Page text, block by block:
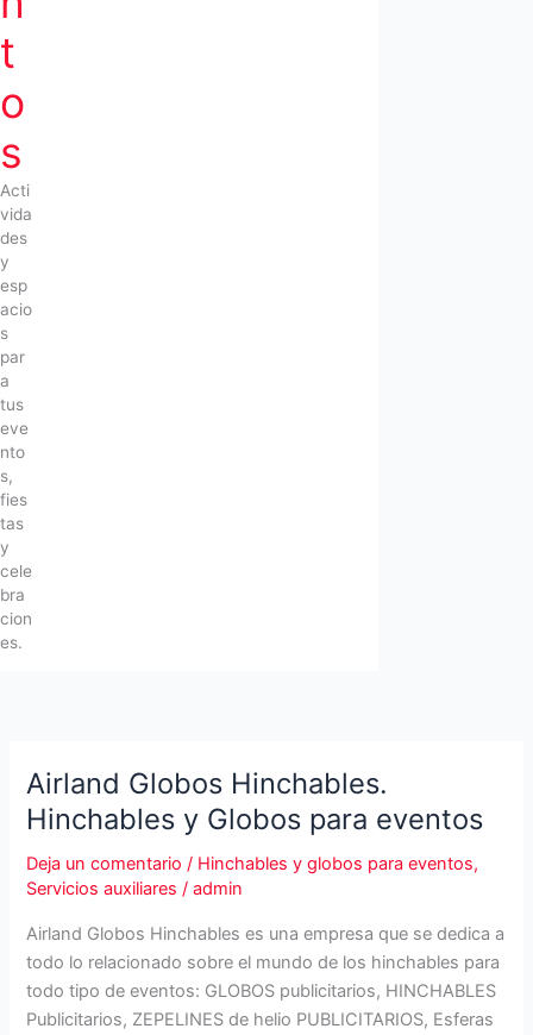
t
o
s
Acti
vida
des
y
esp
acio
s
par
a
tus
eve
nto
s,
fies
tas
y
cele
bra
cion
es.
Airland Globos Hinchables.
Hinchables y Globos para eventos
Deja un comentario / Hinchables y globos para eventos,
Servicios auxiliares /admin
Airland Globos Hinchables es una empresa que se dedica a
todo lo relacionado sobre el mundo de los hinchables para
todo tipo de eventos: GLOBOS publicitarios, HINCHABLES
Publicitarios, ZEPELINES de helio PUBLICITARIOS, Esferas